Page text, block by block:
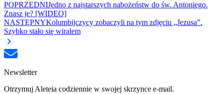
POPRZEDNIJedno z najstarszych nabożeństw do św. Antoniego.
Znasz je? [WIDEO]
NASTĘPNYKolumbijczycy zobaczyli na tym zdjęciu „Jezusa”.
Szybko stało się wiralem
Newsletter
Otrzymuj Aleteia codziennie w swojej skrzynce e-mail.